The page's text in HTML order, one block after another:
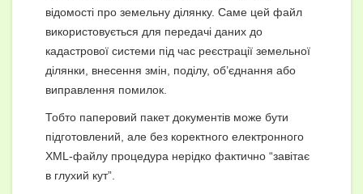
відомості про земельну ділянку. Саме цей файл
використовується для передачі даних до
кадастрової системи під час реєстрації земельної
ділянки, внесення змін, поділу, об’єднання або
виправлення помилок.
Тобто паперовий пакет документів може бути
підготовлений, але без коректного електронного
XML-файлу процедура нерідко фактично “завітає
в глухий кут”.